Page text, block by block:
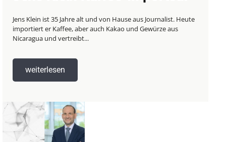
Jens Klein ist 35 Jahre alt und von Hause aus Journalist. Heute
importiert er Kaffee, aber auch Kakao und Gewürze aus
Nicaragua und vertreibt...
weiterlesen